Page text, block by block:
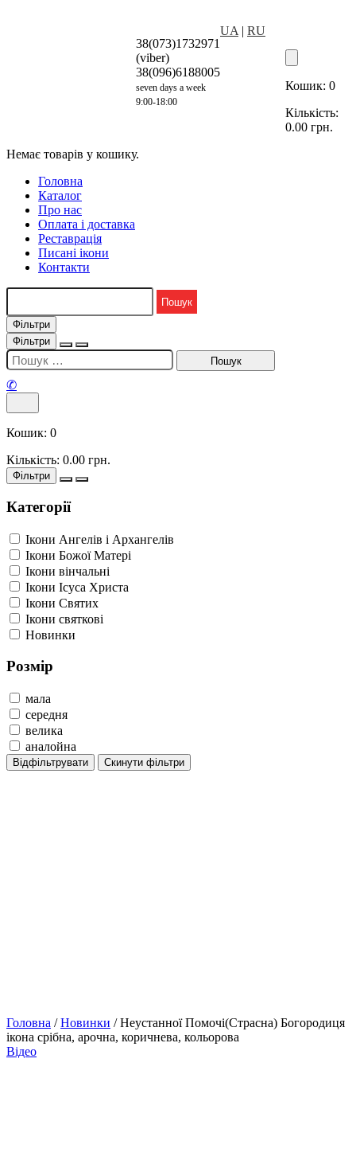
38(073)1732971
(viber)
38(096)6188005
seven days a week
9:00-18:00
UA | RU
Кошик: 0
Кількість:
0.00 грн.
Немає товарів у кошику.
Головна
Каталог
Про нас
Оплата і доставка
Реставрація
Писані ікони
Контакти
Фільтри
Фільтри
✆
Кошик: 0
Кількість: 0.00 грн.
Фільтри
Категорії
Ікони Ангелів і Архангелів
Ікони Божої Матері
Ікони вінчальні
Ікони Ісуса Христа
Ікони Святих
Ікони святкові
Новинки
Розмір
мала
середня
велика
аналойна
Відфільтрувати Скинути фільтри
Головна /Новинки / Неустанної Помочі(Страсна) Богородиця
ікона срібна, арочна, коричнева, кольорова
Відео